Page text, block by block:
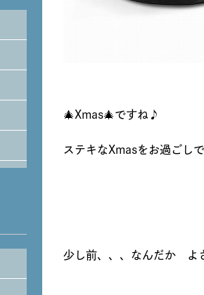
🎄Xmas🎄ですね♪
ステキなXmasをお過ごし
少し前、、、なんだか よ